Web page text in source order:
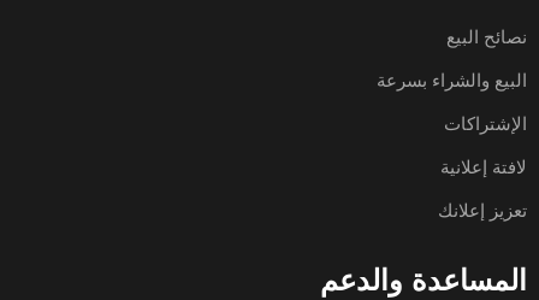
نصائح البيع
البيع والشراء بسرعة
الإشتراكات
لافتة إعلانية
تعزيز إعلانك
المساعدة والدعم